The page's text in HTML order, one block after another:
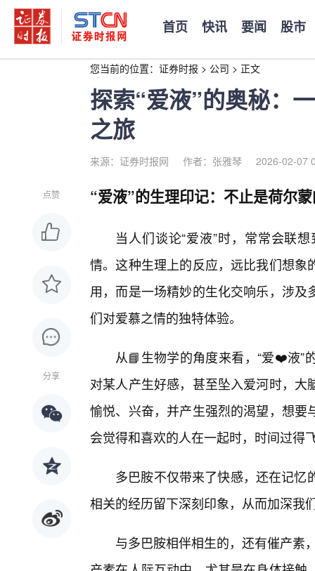
首页 快讯 要闻 股市
您当前的位置： 证券时报 > 公司 > 正文
探索“爱液”的奥秘：
之旅
来源：证券时报网 作者：张雅琴 2026-02-07
点赞
分享
“爱液”的生理印记：不止是荷尔
当人们谈论“爱液”时，常常会联
情。这种生理上的反应，远比我们想
用，而是一场精妙的生化交响乐，涉
们对爱慕之情的独特体验。
从📘生物学的角度来看，“爱❤️液”
对某人产生好感，甚至坠入爱河时，
愉悦、兴奋，并产生强烈的渴望，想
会觉得和喜欢的人在一起时，时间过得
多巴胺不仅带来了快感，还在记
相关的经历留下深刻印象，从而加深我
与多巴胺相伴相生的，还有催产素